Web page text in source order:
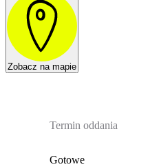
Zobacz na mapie
Termin oddania
Gotowe